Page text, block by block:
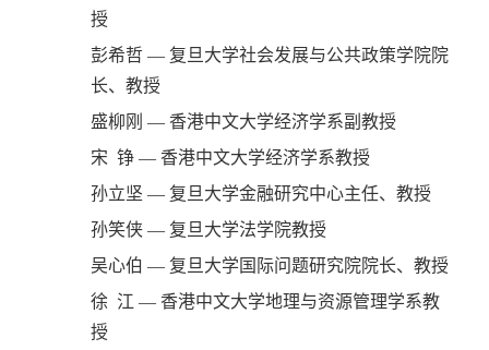
授
彭希哲 — 复旦大学社会发展与公共政策学院院
长、教授
盛柳刚 — 香港中文大学经济学系副教授
宋 铮 — 香港中文大学经济学系教授
孙立坚 — 复旦大学金融研究中心主任、教授
孙笑侠 — 复旦大学法学院教授
吴心伯 — 复旦大学国际问题研究院院长、教授
徐 江 — 香港中文大学地理与资源管理学系教
授